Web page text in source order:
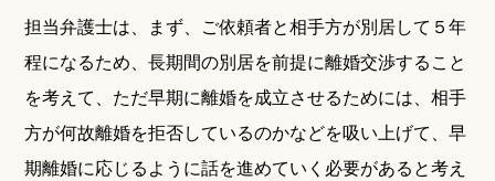
担当弁護士は、まず、ご依頼者と相手方が別居して５年
程になるため、長期間の別居を前提に離婚交渉すること
を考えて、ただ早期に離婚を成立させるためには、相手
方が何故離婚を拒否しているのかなどを吸い上げて、早
期離婚に応じるように話を進めていく必要があると考え